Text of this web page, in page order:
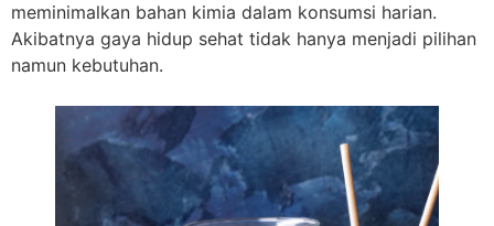
meminimalkan bahan kimia dalam konsumsi harian.
Akibatnya gaya hidup sehat tidak hanya menjadi pilihan
namun kebutuhan.